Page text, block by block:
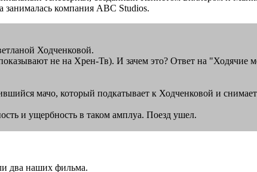
занималась компания ABC Studios.
Ходченковой.
не на Хрен-Тв). И зачем это? Ответ на "Ходячие
мачо, который подкатывает к Ходченковой и
и ущербность в таком амплуа. Поезд ушел.
два наших фильма.